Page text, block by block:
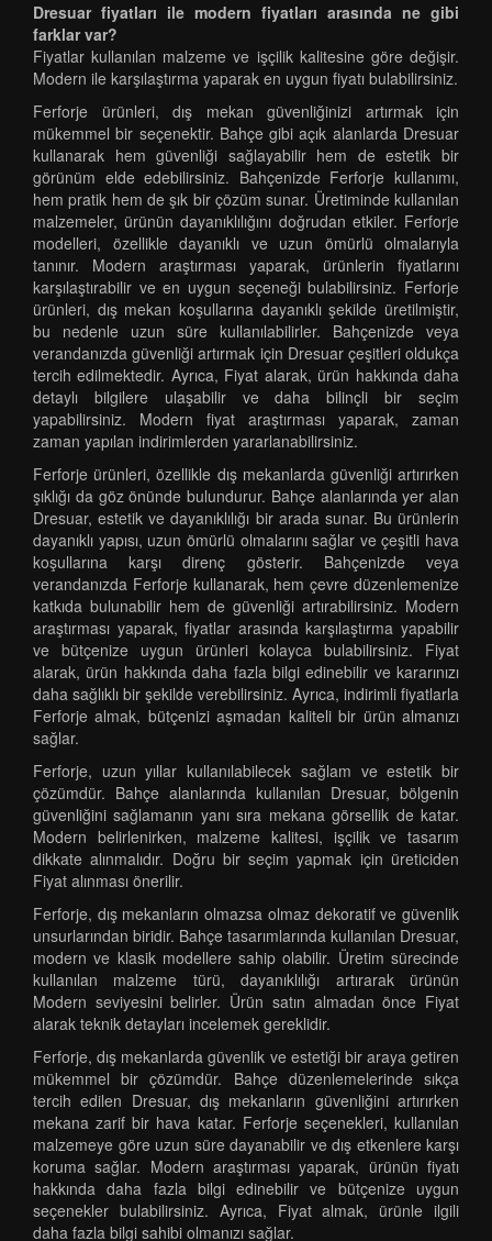
Dresuar fiyatları ile modern fiyatları arasında ne gibi
farklar var?
Fiyatlar kullanılan malzeme ve işçilik kalitesine göre değişir.
Modern ile karşılaştırma yaparak en uygun fiyatı bulabilirsiniz.
Ferforje ürünleri, dış mekan güvenliğinizi artırmak için
mükemmel bir seçenektir. Bahçe gibi açık alanlarda Dresuar
kullanarak hem güvenliği sağlayabilir hem de estetik bir
görünüm elde edebilirsiniz. Bahçenizde Ferforje kullanımı,
hem pratik hem de şık bir çözüm sunar. Üretiminde kullanılan
malzemeler, ürünün dayanıklılığını doğrudan etkiler. Ferforje
modelleri, özellikle dayanıklı ve uzun ömürlü olmalarıyla
tanınır. Modern araştırması yaparak, ürünlerin fiyatlarını
karşılaştırabilir ve en uygun seçeneği bulabilirsiniz. Ferforje
ürünleri, dış mekan koşullarına dayanıklı şekilde üretilmiştir,
bu nedenle uzun süre kullanılabilirler. Bahçenizde veya
verandanızda güvenliği artırmak için Dresuar çeşitleri oldukça
tercih edilmektedir. Ayrıca, Fiyat alarak, ürün hakkında daha
detaylı bilgilere ulaşabilir ve daha bilinçli bir seçim
yapabilirsiniz. Modern fiyat araştırması yaparak, zaman
zaman yapılan indirimlerden yararlanabilirsiniz.
Ferforje ürünleri, özellikle dış mekanlarda güvenliği artırırken
şıklığı da göz önünde bulundurur. Bahçe alanlarında yer alan
Dresuar, estetik ve dayanıklılığı bir arada sunar. Bu ürünlerin
dayanıklı yapısı, uzun ömürlü olmalarını sağlar ve çeşitli hava
koşullarına karşı direnç gösterir. Bahçenizde veya
verandanızda Ferforje kullanarak, hem çevre düzenlemenize
katkıda bulunabilir hem de güvenliği artırabilirsiniz. Modern
araştırması yaparak, fiyatlar arasında karşılaştırma yapabilir
ve bütçenize uygun ürünleri kolayca bulabilirsiniz. Fiyat
alarak, ürün hakkında daha fazla bilgi edinebilir ve kararınızı
daha sağlıklı bir şekilde verebilirsiniz. Ayrıca, indirimli fiyatlarla
Ferforje almak, bütçenizi aşmadan kaliteli bir ürün almanızı
sağlar.
Ferforje, uzun yıllar kullanılabilecek sağlam ve estetik bir
çözümdür. Bahçe alanlarında kullanılan Dresuar, bölgenin
güvenliğini sağlamanın yanı sıra mekana görsellik de katar.
Modern belirlenirken, malzeme kalitesi, işçilik ve tasarım
dikkate alınmalıdır. Doğru bir seçim yapmak için üreticiden
Fiyat alınması önerilir.
Ferforje, dış mekanların olmazsa olmaz dekoratif ve güvenlik
unsurlarından biridir. Bahçe tasarımlarında kullanılan Dresuar,
modern ve klasik modellere sahip olabilir. Üretim sürecinde
kullanılan malzeme türü, dayanıklılığı artırarak ürünün
Modern seviyesini belirler. Ürün satın almadan önce Fiyat
alarak teknik detayları incelemek gereklidir.
Ferforje, dış mekanlarda güvenlik ve estetiği bir araya getiren
mükemmel bir çözümdür. Bahçe düzenlemelerinde sıkça
tercih edilen Dresuar, dış mekanların güvenliğini artırırken
mekana zarif bir hava katar. Ferforje seçenekleri, kullanılan
malzemeye göre uzun süre dayanabilir ve dış etkenlere karşı
koruma sağlar. Modern araştırması yaparak, ürünün fiyatı
hakkında daha fazla bilgi edinebilir ve bütçenize uygun
seçenekler bulabilirsiniz. Ayrıca, Fiyat almak, ürünle ilgili
daha fazla bilgi sahibi olmanızı sağlar.